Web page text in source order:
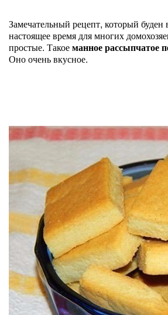
Замечательный рецепт, который
настоящее время для многих
простые. Такоеманное рассыпчатое
Оно очень вкусное.